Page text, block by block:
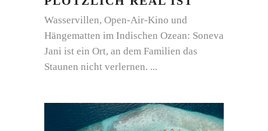
Wasservillen, Open-Air-Kino und
Hängematten im Indischen Ozean: Soneva
Jani ist ein Ort, an dem Familien das
Staunen nicht verlernen.